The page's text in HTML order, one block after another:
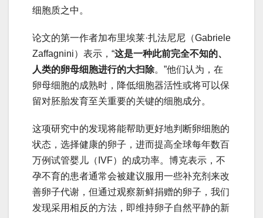
细胞质之中。
论文的第一作者加布里埃莱·扎法尼尼（Gabriele
Zaffagnini）表示，“这是一种此前完全不知的、
人类的卵母细胞进行的大扫除。”他们认为，在
卵母细胞的成熟时，降低细胞器活性或将可以保
留对胚胎发育至关重要的关键的细胞成分。
这项研究中的发现将能帮助更好地判断卵细胞的
状态，选择健康的卵子，进而提高全球每年数百
万例试管婴儿（IVF）的成功率。博克表示，不
孕不育的患者通常会被建议服用一些补充剂来改
善卵子代谢，但通过观察新鲜捐赠的卵子，我们
发现采用相反的方法，即维持卵子自然平静的新